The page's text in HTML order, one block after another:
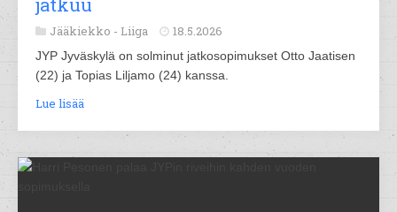
Jääkiekko - Liiga 18.5.2026
JYP Jyväskylä on solminut jatkosopimukset Otto Jaatisen
(22) ja Topias Liljamo (24) kanssa.
Lue lisää